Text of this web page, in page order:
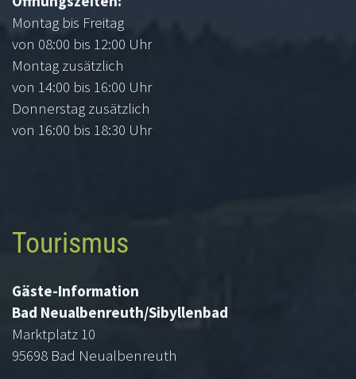
Montag bis Freitag
von 08:00 bis 12:00 Uhr
Montag zusätzlich
von 14:00 bis 16:00 Uhr
Donnerstag zusätzlich
von 16:00 bis 18:30 Uhr
Tourismus
Gäste-Information
Bad Neualbenreuth/Sibyllenbad
Marktplatz 10
95698 Bad Neualbenreuth